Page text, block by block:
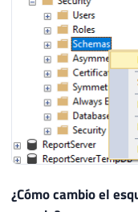
¿Cómo cambio el